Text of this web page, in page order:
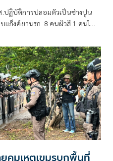
ปฏิบัติการปลอมตัวเป็นช่างปูน
แก็งค์ยานรก 8 คนผิวสี 1 คนไทย
คุมเหตุเขมรบุกพื้นที่